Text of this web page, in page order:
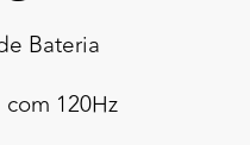
Bateria
120Hz